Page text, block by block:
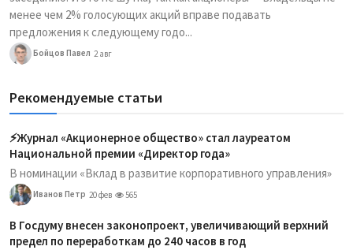
менее чем 2% голосующих акций вправе подавать
предложения к следующему годо...
Бойцов Павел 2 авг
Рекомендуемые статьи
⚡️Журнал «Акционерное общество» стал лауреатом
Национальной премии «Директор года»
В номинации «Вклад в развитие корпоративного управления»
Иванов Петр 20 фев 565
В Госдуму внесен законопроект, увеличивающий верхний
предел по переработкам до 240 часов в год